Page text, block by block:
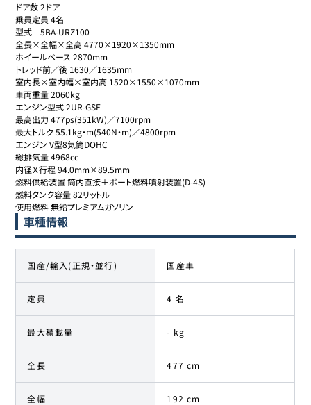
ドア数 2ドア
乗員定員 4名
型式	5BA-URZ100
全長×全幅×全高 4770×1920×1350mm
ホイールベース 2870mm
トレッド前／後 1630／1635mm
室内長×室内幅×室内高 1520×1550×1070mm
車両重量 2060kg
エンジン型式 2UR-GSE
最高出力 477ps(351kW)／7100rpm
最大トルク 55.1kg・m(540N・m)／4800rpm
エンジン V型8気筒DOHC
総排気量 4968cc
内径Ｘ行程 94.0mm×89.5mm
燃料供給装置 筒内直接＋ポート燃料噴射装置(D-4S)
燃料タンク容量 82リットル
使用燃料 無鉛プレミアムガソリン
車種情報
国産/輸入(正規・並行) 国産車
定員 4 名
最大積載量 - kg
全長 477 cm
全幅 192 cm